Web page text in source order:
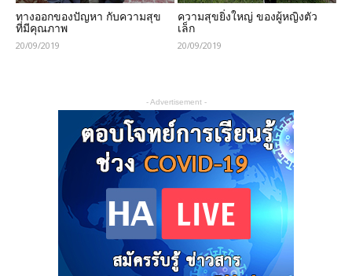
ทางออกของปัญหา กับความสุข
ที่มีคุณภาพ
20/09/2019
ความสุขยิ่งใหญ่ ของผู้หญิงตัว
เล็ก
20/09/2019
- Advertisement -